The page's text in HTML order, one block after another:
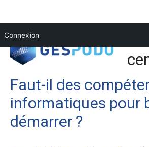
Connexion
Faut-il des
informatiques pour
démarrer ?